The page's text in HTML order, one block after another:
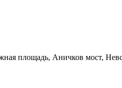
площадь, Аничков мост,